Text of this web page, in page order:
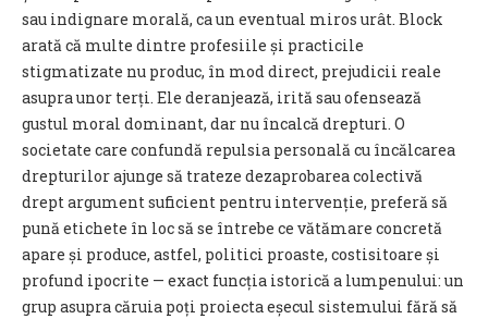
sau indignare morală, ca un eventual miros urât. Block
arată că multe dintre profesiile și practicile
stigmatizate nu produc, în mod direct, prejudicii reale
asupra unor terți. Ele deranjează, irită sau ofensează
gustul moral dominant, dar nu încalcă drepturi. O
societate care confundă repulsia personală cu încălcarea
drepturilor ajunge să trateze dezaprobarea colectivă
drept argument suficient pentru intervenție, preferă să
pună etichete în loc să se întrebe ce vătămare concretă
apare și produce, astfel, politici proaste, costisitoare și
profund ipocrite — exact funcția istorică a lumpenului: un
grup asupra căruia poți proiecta eșecul sistemului fără să